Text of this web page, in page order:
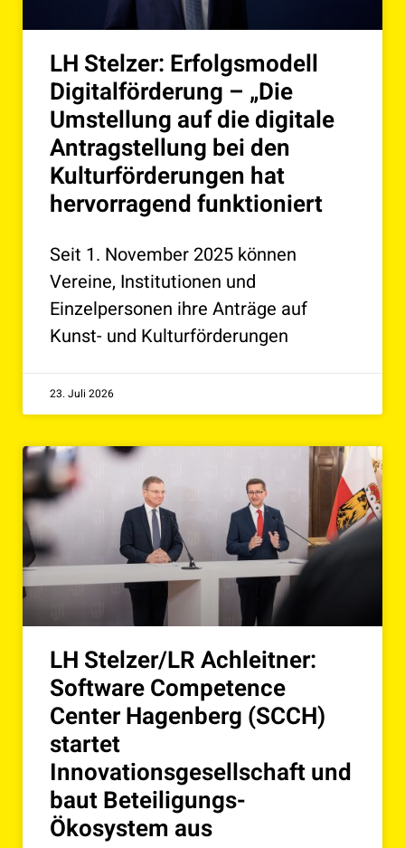
LH Stelzer: Erfolgsmodell
Digitalförderung – „Die
Umstellung auf die digitale
Antragstellung bei den
Kulturförderungen hat
hervorragend funktioniert
Seit 1. November 2025 können
Vereine, Institutionen und
Einzelpersonen ihre Anträge auf
Kunst- und Kulturförderungen
23. Juli 2026
LH Stelzer/LR Achleitner:
Software Competence
Center Hagenberg (SCCH)
startet
Innovationsgesellschaft und
baut Beteiligungs-
Ökosystem aus